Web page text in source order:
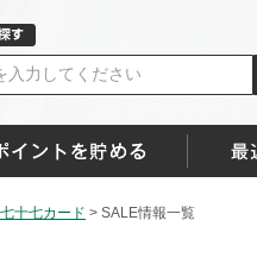
十七カード > SALE情報一覧